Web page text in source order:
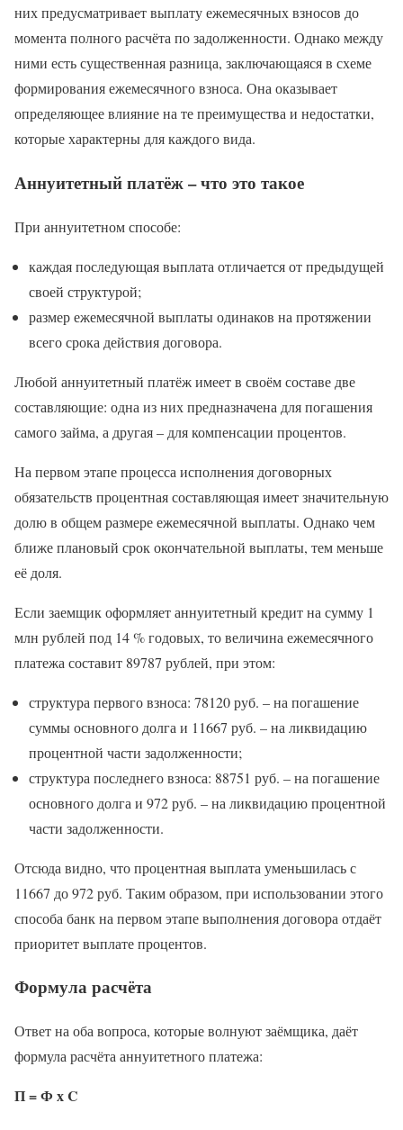
них предусматривает выплату ежемесячных взносов до
момента полного расчёта по задолженности. Однако между
ними есть существенная разница, заключающаяся в схеме
формирования ежемесячного взноса. Она оказывает
определяющее влияние на те преимущества и недостатки,
которые характерны для каждого вида.
Аннуитетный платёж – что это такое
При аннуитетном способе:
каждая последующая выплата отличается от предыдущей
своей структурой;
размер ежемесячной выплаты одинаков на протяжении
всего срока действия договора.
Любой аннуитетный платёж имеет в своём составе две
составляющие: одна из них предназначена для погашения
самого займа, а другая – для компенсации процентов.
На первом этапе процесса исполнения договорных
обязательств процентная составляющая имеет значительную
долю в общем размере ежемесячной выплаты. Однако чем
ближе плановый срок окончательной выплаты, тем меньше
её доля.
Если заемщик оформляет аннуитетный кредит на сумму 1
млн рублей под 14 % годовых, то величина ежемесячного
платежа составит 89787 рублей, при этом:
структура первого взноса: 78120 руб. – на погашение
суммы основного долга и 11667 руб. – на ликвидацию
процентной части задолженности;
структура последнего взноса: 88751 руб. – на погашение
основного долга и 972 руб. – на ликвидацию процентной
части задолженности.
Отсюда видно, что процентная выплата уменьшилась с
11667 до 972 руб. Таким образом, при использовании этого
способа банк на первом этапе выполнения договора отдаёт
приоритет выплате процентов.
Формула расчёта
Ответ на оба вопроса, которые волнуют заёмщика, даёт
формула расчёта аннуитетного платежа:
П = Ф х C